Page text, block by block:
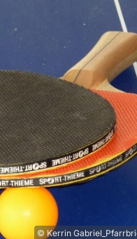
© Kerrin